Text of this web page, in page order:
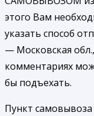
этого Вам
указать способ
— Московская
комментариях
бы подъехать.
Пункт самовывоза